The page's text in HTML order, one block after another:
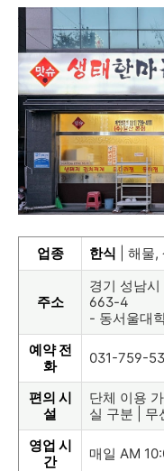
업종 한식 | 해물
주소
경기 성남
663-4
- 동서울대
예약 전
화
031-759-
편의 시
설
단체 이용
실 구분 | 무
영업 시
간
매일 AM